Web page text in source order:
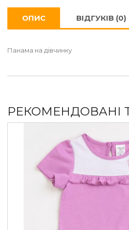
ОПИС ВІДГУКІВ (0)
Панама на дівчинку
РЕКОМЕНДОВАНІ